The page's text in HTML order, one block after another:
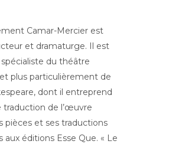
Camar-Mercier est
et dramaturge. Il est
du théâtre
plus particulièrement de
dont il entreprend
traduction de l’œuvre
pièces et ses traductions
aux éditions Esse Que. « Le